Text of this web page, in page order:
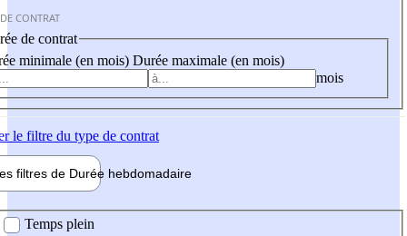
CONTRAT
de contrat
minimale (en mois) Durée maximale (en mois)
mois
le filtre du type de contrat
filtres de Durée hebdomadaire
Temps plein